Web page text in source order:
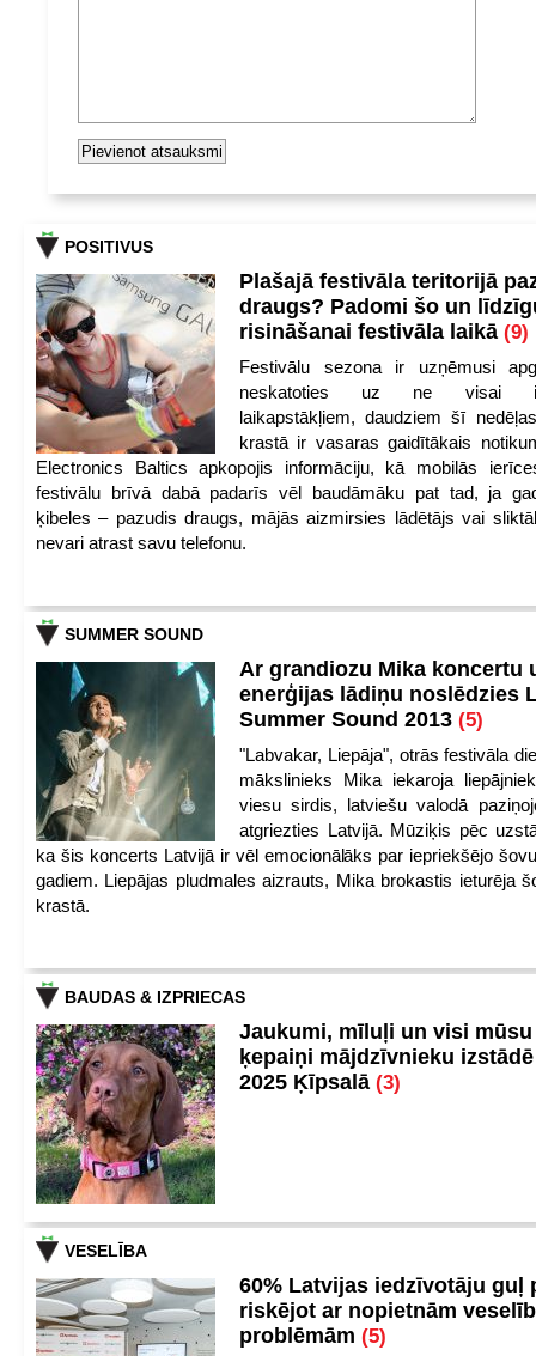
POSITIVUS
Plašajā festivāla teritorijā
draugs? Padomi šo un
risināšanai festivāla laikā (9)
Festivālu sezona ir uzņēmusi
neskatoties uz ne visai
laikapstākļiem, daudziem šī
krastā ir vasaras gaidītākais
Electronics Baltics apkopojis informāciju, kā mobilās
festivālu brīvā dabā padarīs vēl baudāmāku pat tad, ja
ķibeles – pazudis draugs, mājās aizmirsies lādētājs vai
nevari atrast savu telefonu.
SUMMER SOUND
Ar grandiozu Mika koncertu
enerģijas lādiņu noslēdzies
Summer Sound 2013 (5)
"Labvakar, Liepāja", otrās festivāla
mākslinieks Mika iekaroja
viesu sirdis, latviešu valodā
atgriezties Latvijā. Mūziķis pēc
ka šis koncerts Latvijā ir vēl emocionālāks par iepriekšējo
gadiem. Liepājas pludmales aizrauts, Mika brokastis ieturēja
krastā.
BAUDAS & IZPRIECAS
Jaukumi, mīluļi un visi
ķepaiņi mājdzīvnieku
2025 Ķīpsalā (3)
VESELĪBA
60% Latvijas iedzīvotāju guļ
riskējot ar nopietnām
problēmām (5)